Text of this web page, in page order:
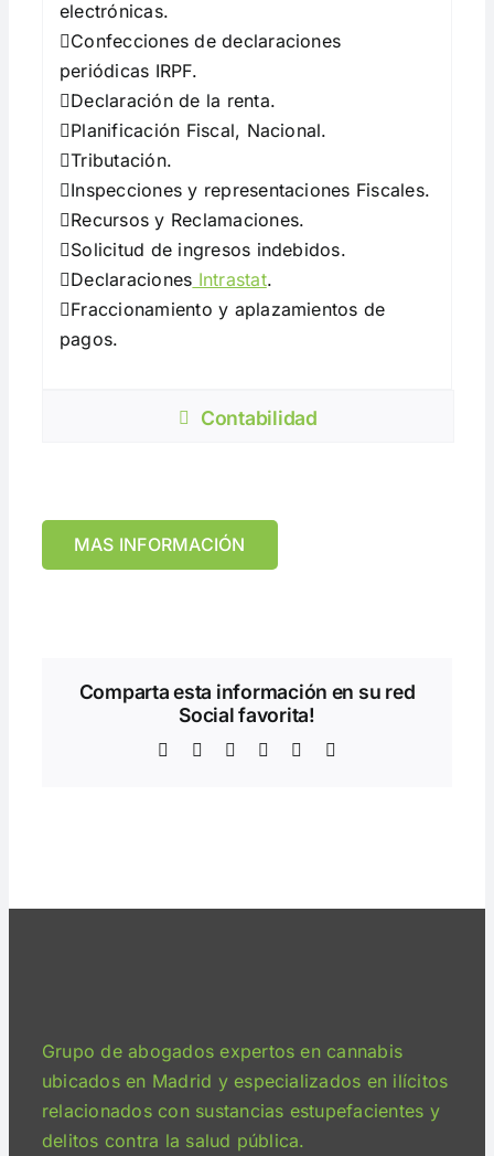
electrónicas.
Confecciones de declaraciones
periódicas IRPF.
Declaración de la renta.
Planificación Fiscal, Nacional.
Tributación.
Inspecciones y representaciones Fiscales.
Recursos y Reclamaciones.
Solicitud de ingresos indebidos.
Declaraciones Intrastat.
Fraccionamiento y aplazamientos de
pagos.
Contabilidad
MAS INFORMACIÓN
Comparta esta información en su red
Social favorita!
Facebook
TwitterLinkedInWhatsAppTelegram
Grupo de abogados expertos en cannabis
ubicados en Madrid y especializados en ilícitos
relacionados con sustancias estupefacientes y
delitos contra la salud pública.